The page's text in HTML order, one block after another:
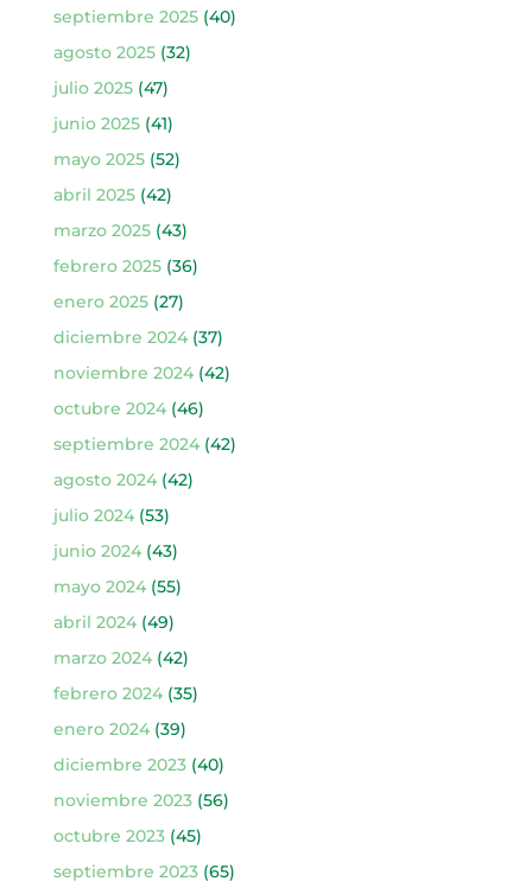
septiembre 2025(40)
agosto 2025(32)
julio 2025(47)
junio 2025(41)
mayo 2025(52)
abril 2025(42)
marzo 2025(43)
febrero 2025(36)
enero 2025(27)
diciembre 2024(37)
noviembre 2024(42)
octubre 2024(46)
septiembre 2024(42)
agosto 2024(42)
julio 2024(53)
junio 2024(43)
mayo 2024(55)
abril 2024(49)
marzo 2024(42)
febrero 2024(35)
enero 2024(39)
diciembre 2023(40)
noviembre 2023(56)
octubre 2023(45)
septiembre 2023(65)